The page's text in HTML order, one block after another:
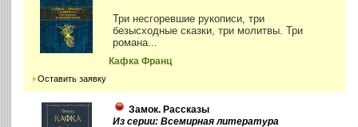
Три несгоревшие рукописи, три
безысходные сказки, три молитвы. Три
романа...
Кафка Франц
Оставить заявку
Замок. Рассказы
Из серии: Всемирная литература